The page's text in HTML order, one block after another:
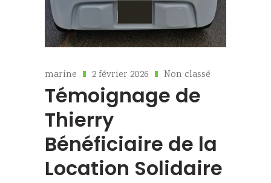
marine 2 février 2026 Non classé
Témoignage de
Thierry
Bénéficiaire de la
Location Solidaire